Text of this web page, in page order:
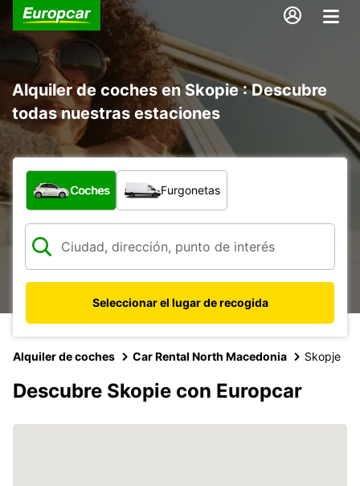
Alquiler de coches en Skopie : Descubre
todas nuestras estaciones
¿Qué tipo de vehículo?
Coches Furgonetas
Seleccionar el lugar de recogida
Alquiler de coches Car Rental North Macedonia Skopje
Descubre Skopie con Europcar